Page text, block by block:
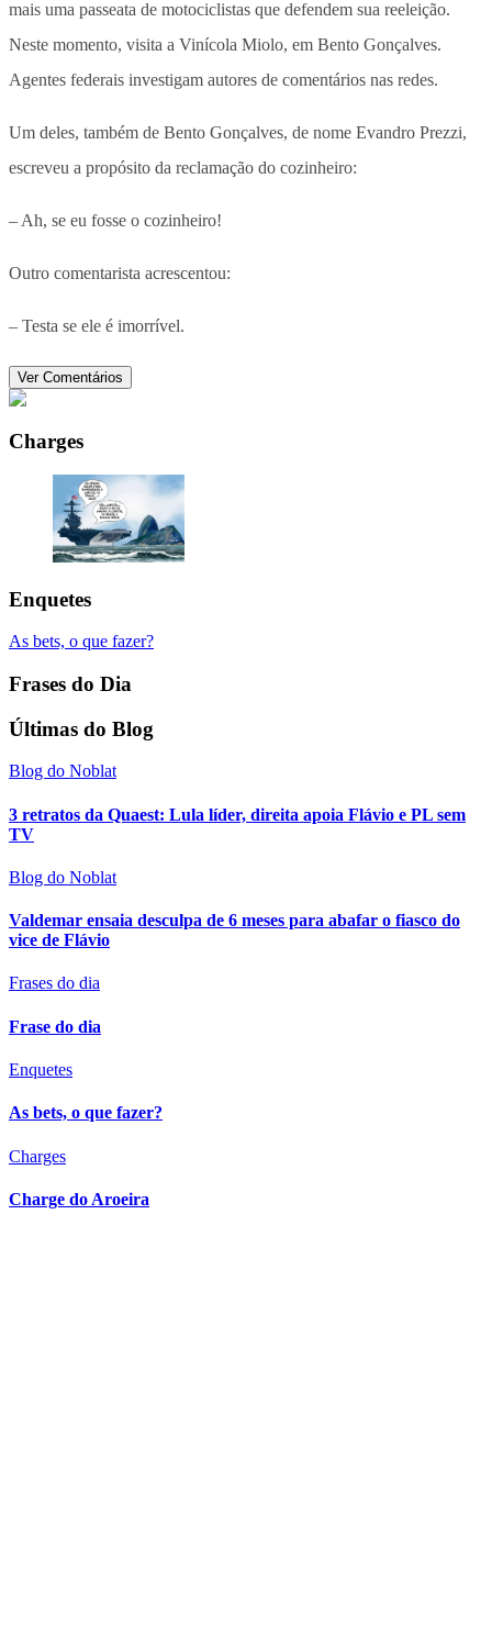
mais uma passeata de motociclistas que defendem sua reeleição.
Neste momento, visita a Vinícola Miolo, em Bento Gonçalves.
Agentes federais investigam autores de comentários nas redes.
Um deles, também de Bento Gonçalves, de nome Evandro Prezzi,
escreveu a propósito da reclamação do cozinheiro:
– Ah, se eu fosse o cozinheiro!
Outro comentarista acrescentou:
– Testa se ele é imorrível.
Ver Comentários
Charges
Enquetes
As bets, o que fazer?
Frases do Dia
Últimas do Blog
Blog do Noblat
3 retratos da Quaest: Lula líder, direita apoia Flávio e PL sem
TV
Blog do Noblat
Valdemar ensaia desculpa de 6 meses para abafar o fiasco do
vice de Flávio
Frases do dia
Frase do dia
Enquetes
As bets, o que fazer?
Charges
Charge do Aroeira